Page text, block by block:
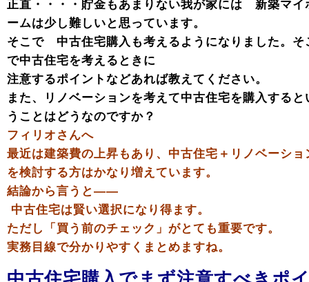
正直・・・・貯金もあまりない我が家には 新築マイ
ームは少し難しいと思っています。
そこで 中古住宅購入も考えるようになりました。そ
で中古住宅を考えるときに
注意するポイントなどあれば教えてください。
また、リノベーションを考えて中古住宅を購入すると
うことはどうなのですか？
フィリオさんへ
最近は建築費の上昇もあり、中古住宅＋リノベーショ
を検討する方はかなり増えています。
結論から言うと――
中古住宅は賢い選択になり得ます。
ただし「買う前のチェック」がとても重要です。
実務目線で分かりやすくまとめますね。